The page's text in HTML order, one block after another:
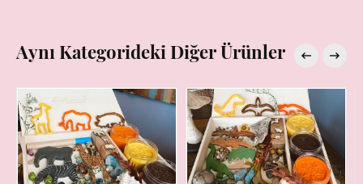
Aynı Kategorideki Diğer Ürünler